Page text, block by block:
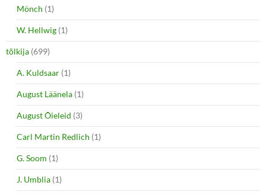
Mönch (1)
W. Hellwig (1)
tõlkija (699)
A. Kuldsaar (1)
August Läänela (1)
August Õieleid (3)
Carl Martin Redlich (1)
G. Soom (1)
J. Umblia (1)